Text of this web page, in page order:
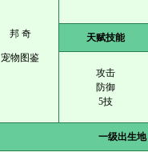
邦 奇
宠物图鉴
天赋技能
攻击
防御
5技
一级出生地